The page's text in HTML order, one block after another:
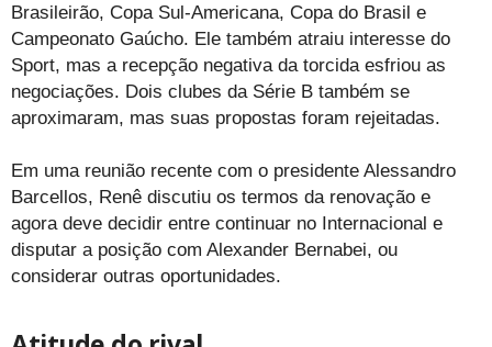
Brasileirão, Copa Sul-Americana, Copa do Brasil e
Campeonato Gaúcho. Ele também atraiu interesse do
Sport, mas a recepção negativa da torcida esfriou as
negociações. Dois clubes da Série B também se
aproximaram, mas suas propostas foram rejeitadas.
Em uma reunião recente com o presidente Alessandro
Barcellos, Renê discutiu os termos da renovação e
agora deve decidir entre continuar no Internacional e
disputar a posição com Alexander Bernabei, ou
considerar outras oportunidades.